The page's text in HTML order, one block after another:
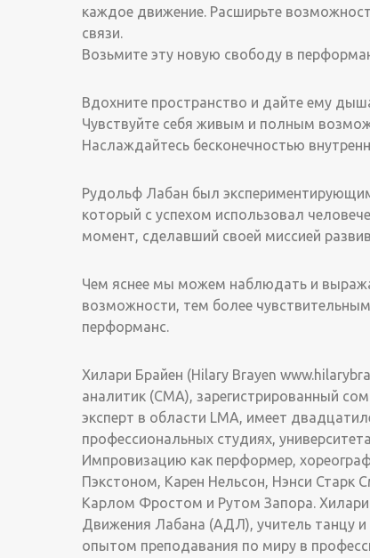
каждое движение. Расширьте
связи.
Возьмите эту новую свободу в
Вдохните пространство и дайте ему
Чувствуйте себя живым и полным
Наслаждайтесь бесконечностью
Рудольф Лабан был
который с успехом использовал
момент, сделавший своей миссией
Чем яснее мы можем наблюдать и
возможности, тем более
перформанс.
Хилари Брайен (Hilary Brayen
аналитик (CMA), зарегистрированный
эксперт в области LMA, имеет
профессиональных студиях,
Импровизацию как перформер,
Пэкстоном, Карен Нельсон, Нэнси Старк
Карлом Фростом и Рутом Запора.
Движения Лабана (АДЛ), учитель танцу
опытом преподавания по миру в